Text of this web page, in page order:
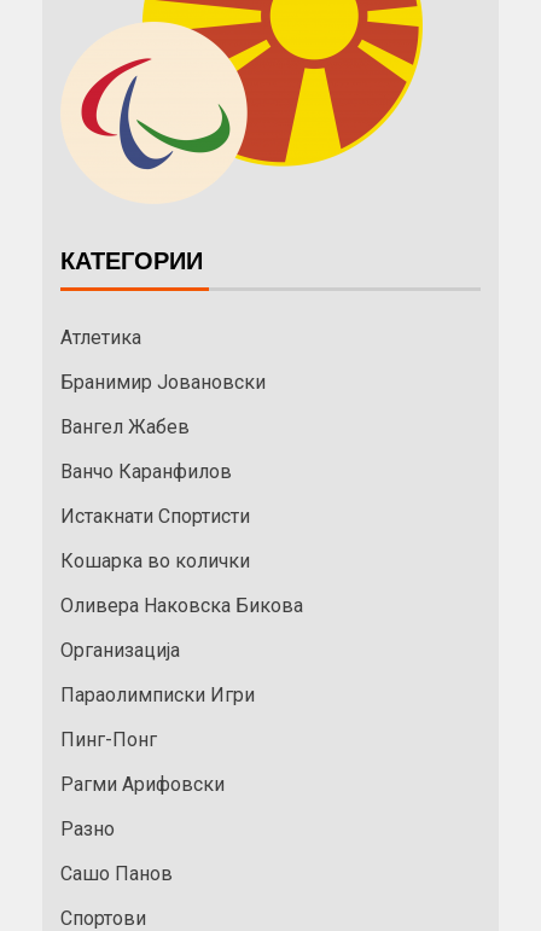
КАТЕГОРИИ
Атлетика
Бранимир Јовановски
Вангел Жабев
Ванчо Каранфилов
Истакнати Спортисти
Кошарка во колички
Оливера Наковска Бикова
Организација
Параолимписки Игри
Пинг-Понг
Рагми Арифовски
Разно
Сашо Панов
Спортови